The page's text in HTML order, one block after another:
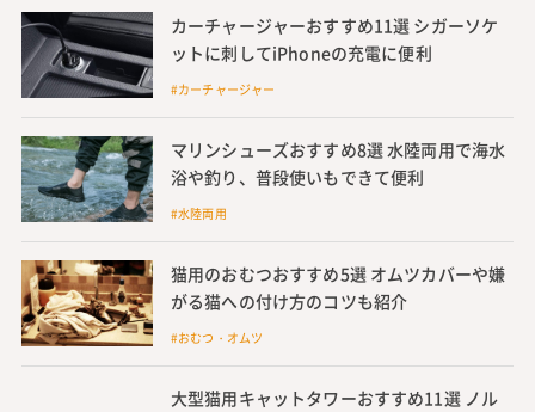
カーチャージャーおすすめ11選 シガーソケ
ットに刺してiPhoneの充電に便利
#カーチャージャー
マリンシューズおすすめ8選 水陸両用で海水
浴や釣り、普段使いもできて便利
#水陸両用
猫用のおむつおすすめ5選 オムツカバーや嫌
がる猫への付け方のコツも紹介
#おむつ・オムツ
大型猫用キャットタワーおすすめ11選 ノル